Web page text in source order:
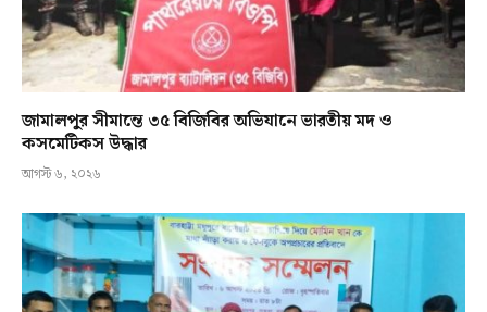
জামালপুর সীমান্তে ৩৫ বিজিবির অভিযানে ভারতীয় মদ ও
কসমেটিকস উদ্ধার
আগস্ট ৬, ২০২৬